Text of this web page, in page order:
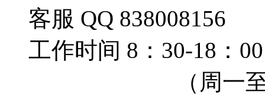
客服 QQ 838008156
工作时间 8：30-18：00
（周一至周